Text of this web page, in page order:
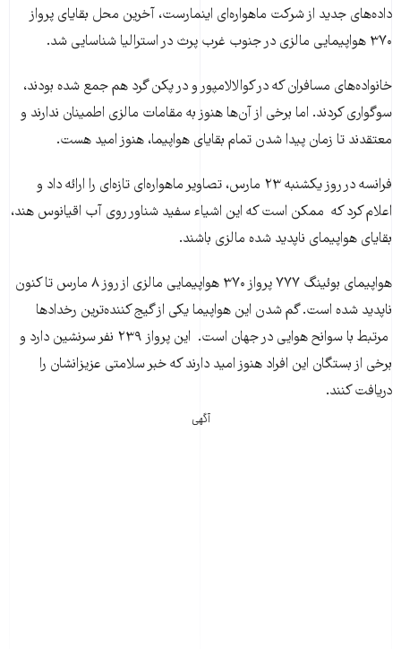
داده‌های جدید از شرکت ماهواره‌ای اینمارست، آخرین محل بقایای پرواز
۳۷۰ هواپیمایی مالزی در جنوب غرب پرث در استرالیا شناسایی شد.
خانواده‌های مسافران که در کوالالامپور و در پکن گرد هم جمع شده بودند،
سوگواری کردند. اما برخی از آن‌ها هنوز به مقامات مالزی اطمینان ندارند و
معتقدند تا زمان پیدا شدن تمام بقایای هواپیما، هنوز امید هست.
فرانسه در روز یکشنبه ۲۳ مارس، تصاویر ماهواره‌ای تازه‌ای را ارائه داد و
اعلام کرد که ممکن است که این اشیاء سفید شناور روی آب اقیانوس هند،
بقایای هواپیمای ناپدید شده مالزی باشند.
هواپیمای بوئینگ ۷۷۷ پرواز ۳۷۰ هواپیمایی مالزی از روز ۸ مارس تا کنون
ناپدید شده است. گم شدن این هواپیما یکی از گیج کننده‌ترین رخداد‌ها
مرتبط با سوانح هوایی در جهان است. این پرواز ۲۳۹ نفر سرنشین دارد و
برخی از بستگان این افراد هنوز امید دارند که خبر سلامتی عزیزانشان را
دریافت کنند.
آگهی